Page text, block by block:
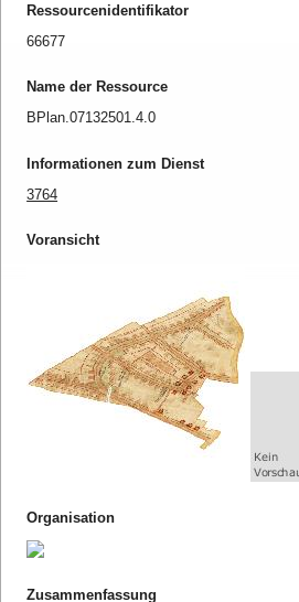
Ressourcenidentifikator
66677
Name der Ressource
BPlan.07132501.4.0
Informationen zum Dienst
3764
Voransicht
Organisation
Zusammenfassung